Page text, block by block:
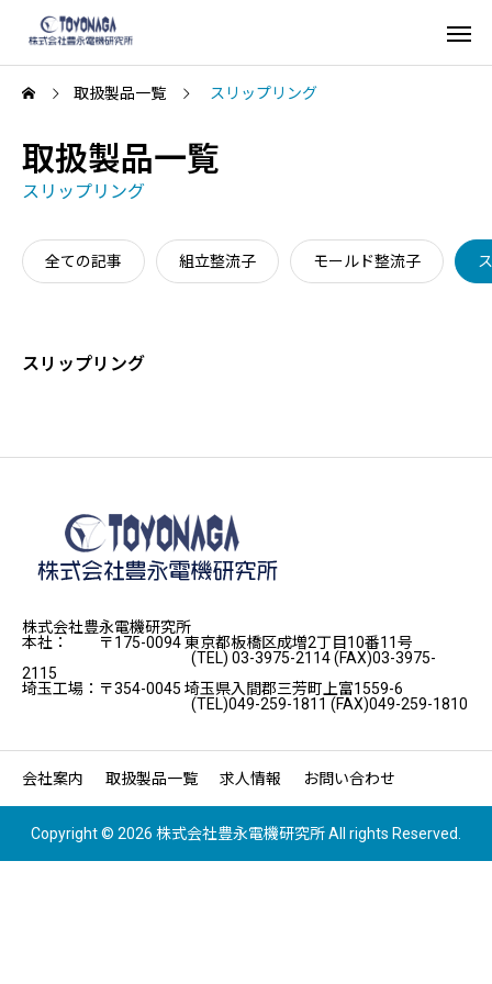
取扱製品一覧 スリップリング
取扱製品一覧
スリップリング
全ての記事 組立整流子 モールド整流子
スリップリング
株式会社豊永電機研究所
本社： 〒175-0094 東京都板橋区成増2丁目10番11号
(TEL) 03-3975-2114 (FAX)03-3975-
2115
埼玉工場：〒354-0045 埼玉県入間郡三芳町上富1559-6
(TEL)049-259-1811 (FAX)049-259-1810
会社案内 取扱製品一覧 求人情報 お問い合わせ
Copyright © 2026 株式会社豊永電機研究所 All rights Reserved.